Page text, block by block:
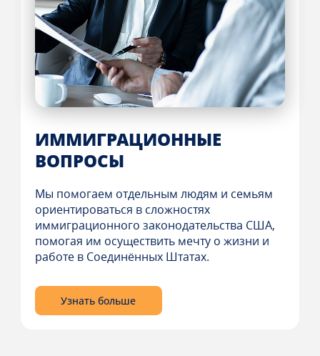
ИММИГРАЦИОННЫЕ
ВОПРОСЫ
Мы помогаем отдельным людям и семьям
ориентироваться в сложностях
иммиграционного законодательства США,
помогая им осуществить мечту о жизни и
работе в Соединённых Штатах.
Узнать больше